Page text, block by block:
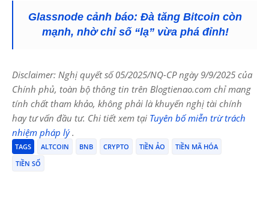
Glassnode cảnh báo: Đà tăng Bitcoin còn
mạnh, nhờ chỉ số “lạ” vừa phá đỉnh!
Disclaimer: Nghị quyết số 05/2025/NQ-CP ngày 9/9/2025 của
Chính phủ, toàn bộ thông tin trên Blogtienao.com chỉ mang
tính chất tham khảo, không phải là khuyến nghị tài chính
hay tư vấn đầu tư. Chi tiết xem tại Tuyên bố miễn trừ trách
nhiệm pháp lý.
TAGS ALTCOIN BNB CRYPTO TIỀN ẢO
TIỀN MÃ HÓA
TIỀN SỐ